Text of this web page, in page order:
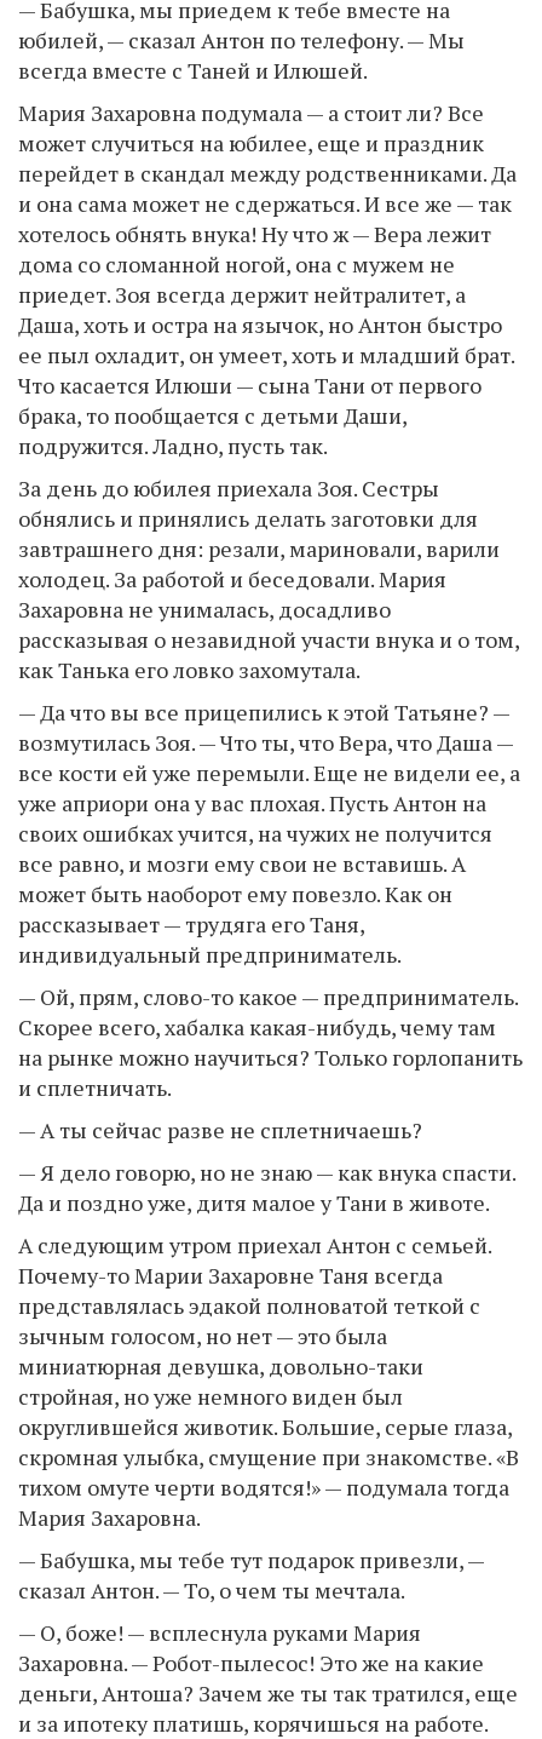
— Бабушка, мы приедем к тебе вместе на
юбилей, — сказал Антон по телефону. — Мы
всегда вместе с Таней и Илюшей.
Мария Захаровна подумала — а стоит ли? Все
может случиться на юбилее, еще и праздник
перейдет в скандал между родственниками. Да
и она сама может не сдержаться. И все же — так
хотелось обнять внука! Ну что ж — Вера лежит
дома со сломанной ногой, она с мужем не
приедет. Зоя всегда держит нейтралитет, а
Даша, хоть и остра на язычок, но Антон быстро
ее пыл охладит, он умеет, хоть и младший брат.
Что касается Илюши — сына Тани от первого
брака, то пообщается с детьми Даши,
подружится. Ладно, пусть так.
За день до юбилея приехала Зоя. Сестры
обнялись и принялись делать заготовки для
завтрашнего дня: резали, мариновали, варили
холодец. За работой и беседовали. Мария
Захаровна не унималась, досадливо
рассказывая о незавидной участи внука и о том,
как Танька его ловко захомутала.
— Да что вы все прицепились к этой Татьяне? —
возмутилась Зоя. — Что ты, что Вера, что Даша —
все кости ей уже перемыли. Еще не видели ее, а
уже априори она у вас плохая. Пусть Антон на
своих ошибках учится, на чужих не получится
все равно, и мозги ему свои не вставишь. А
может быть наоборот ему повезло. Как он
рассказывает — трудяга его Таня,
индивидуальный предприниматель.
— Ой, прям, слово-то какое — предприниматель.
Скорее всего, хабалка какая-нибудь, чему там
на рынке можно научиться? Только горлопанить
и сплетничать.
— А ты сейчас разве не сплетничаешь?
— Я дело говорю, но не знаю — как внука спасти.
Да и поздно уже, дитя малое у Тани в животе.
А следующим утром приехал Антон с семьей.
Почему-то Марии Захаровне Таня всегда
представлялась эдакой полноватой теткой с
зычным голосом, но нет — это была
миниатюрная девушка, довольно-таки
стройная, но уже немного виден был
округлившейся животик. Большие, серые глаза,
скромная улыбка, смущение при знакомстве. «В
тихом омуте черти водятся!» — подумала тогда
Мария Захаровна.
— Бабушка, мы тебе тут подарок привезли, —
сказал Антон. — То, о чем ты мечтала.
— О, боже! — всплеснула руками Мария
Захаровна. — Робот-пылесос! Это же на какие
деньги, Антоша? Зачем же ты так тратился, еще
и за ипотеку платишь, корячишься на работе.